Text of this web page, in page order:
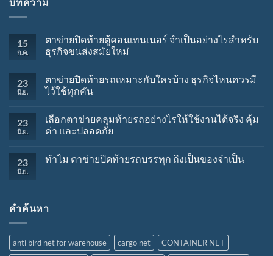
15
ก.ค.
ตาข่ายปิดท้ายตู้คอนเทนเนอร์ จำเป็นอย่างไรสำหรับ
ธุรกิจขนส่งสมัยใหม่
23
มิ.ย.
ตาข่ายปิดท้ายรถเหมาะกับใครบ้าง ธุรกิจไหนควรมี
ไว้ใช้ทุกคัน
23
มิ.ย.
เลือกตาข่ายคลุมท้ายรถอย่างไรให้ใช้งานได้จริง คุ้ม
ค่า และปลอดภัย
23
มิ.ย.
ทำไม ตาข่ายปิดท้ายรถบรรทุก ถึงเป็นของจำเป็น
คำค้นหา
anti bird net for warehouse cargo net
CONTAINER NET